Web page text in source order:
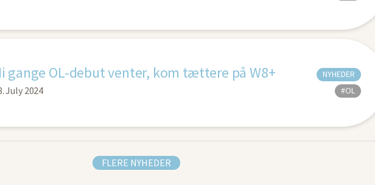
gange OL-debut venter, kom tættere på W8+
July 2024
NYHEDER
#OL
FLERE NYHEDER